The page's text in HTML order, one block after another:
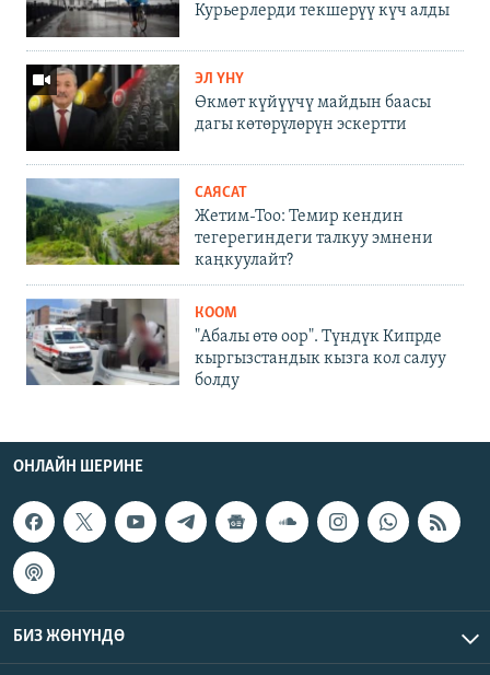
Курьерлерди текшерүү күч алды
ЭЛ ҮНҮ
Өкмөт күйүүчү майдын баасы
дагы көтөрүлөрүн эскертти
САЯСАТ
Жетим-Тоо: Темир кендин
тегерегиндеги талкуу эмнени
каңкуулайт?
КООМ
"Абалы өтө оор". Түндүк Кипрде
кыргызстандык кызга кол салуу
болду
ОНЛАЙН ШЕРИНЕ
БИЗ ЖӨНҮНДӨ